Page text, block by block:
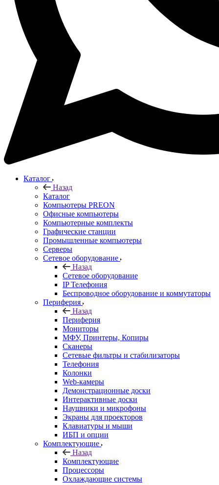
Каталог
Назад
Каталог
Компьютеры PREON
Офисные компьютеры
Компьютерные комплекты
Графические станции
Промышленные компьютеры
Серверы
Сетевое оборудование
Назад
Сетевое оборудование
IP Телефония
Беспроводное оборудование и коммутаторы
Периферия
Назад
Периферия
Мониторы
МФУ, Принтеры, Копиры
Сканеры
Сетевые фильтры и стабилизаторы
Телефония
Колонки
Web-камеры
Демонстрационные доски
Интерактивные доски
Наушники и микрофоны
Экраны для проекторов
Клавиатуры и мыши
ИБП и опции
Комплектующие
Назад
Комплектующие
Процессоры
Охлаждающие системы